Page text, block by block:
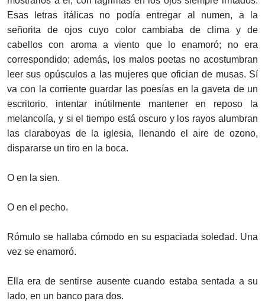
Esas letras itálicas no podía entregar al numen, a la
señorita de ojos cuyo color cambiaba de clima y de
cabellos con aroma a viento que lo enamoró; no era
correspondido; además, los malos poetas no acostumbran
leer sus opúsculos a las mujeres que ofician de musas. Sí
va con la corriente guardar las poesías en la gaveta de un
escritorio, intentar inútilmente mantener en reposo la
melancolía, y si el tiempo está oscuro y los rayos alumbran
las claraboyas de la iglesia, llenando el aire de ozono,
dispararse un tiro en la boca.
O en la sien.
O en el pecho.
Rómulo se hallaba cómodo en su espaciada soledad. Una
vez se enamoró.
Ella era de sentirse ausente cuando estaba sentada a su
lado, en un banco para dos.